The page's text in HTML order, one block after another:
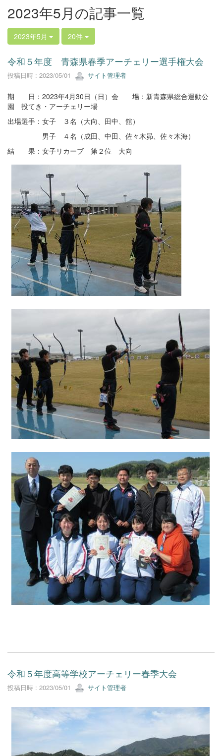
2023年5月の記事一覧
2023年5月 20件
令和５年度 青森県春季アーチェリー選手権大会
投稿日時 : 2023/05/01 サイト管理者
期 日：2023年4月30日（日）会 場：新青森県総合運動公
園 投てき・アーチェリー場
出場選手：女子 ３名（大向、田中、舘）
男子 ４名（成田、中田、佐々木昴、佐々木海）
結 果：女子リカーブ 第２位 大向
令和５年度高等学校アーチェリー春季大会
投稿日時 : 2023/05/01 サイト管理者